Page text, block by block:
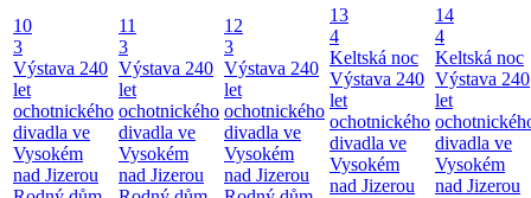
10
3
Výstava 240
let
ochotnického
divadla ve
Vysokém
nad Jizerou
11
3
Výstava 240
let
ochotnického
divadla ve
Vysokém
nad Jizerou
12
3
Výstava 240
let
ochotnického
divadla ve
Vysokém
nad Jizerou
13
4
Keltská noc
Výstava 240
let
ochotnického
divadla ve
Vysokém
nad Jizerou
14
4
Keltská noc
Výstava 240
let
divadla ve
Vysokém
nad Jizerou